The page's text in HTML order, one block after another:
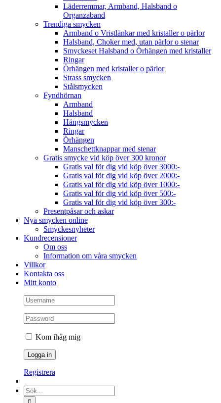
Läderremmar, Armband, Halsband o
Organzaband
Trendiga smycken
Armband o Vristlänkar med kristaller o pärlor
Halsband, Choker med, utan pärlor o stenar
Smyckeset Halsband o Örhängen med kristaller
Ringar
Örhängen med kristaller o pärlor
Strass smycken
Stålsmycken
Fyndhörnan
Armband
Halsband
Hängsmycken
Ringar
Örhängen
Manschettknappar med stenar
Gratis smycke vid köp över 300 kronor
Gratis val för dig vid köp över 3000:-
Gratis val för dig vid köp över 2000:-
Gratis val för dig vid köp över 1000:-
Gratis val för dig vid köp över 500:-
Gratis val för dig vid köp över 300:-
Presentpåsar och askar
Nya smycken online
Smyckesnyheter
Kundrecensioner
Om oss
Information om våra smycken
Villkor
Kontakta oss
Mitt konto
Kom ihåg mig
Registrera
Sök
efter: